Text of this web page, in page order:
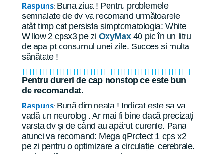
Raspuns: Buna ziua ! Pentru problemele
semnalate de dv va recomand următoarele
atât timp cat persista simptomatologia: White
Willow 2 cpsx3 pe zi OxyMax40 pic în un litru
de apa pt consumul unei zile. Succes si multa
sănătate !
||||||||||||||||||||||||||||||||||||||||||||||||||
Pentru dureri de cap nonstop ce este bun
de recomandat.
Raspuns: Bună dimineața ! Indicat este sa va
vadă un neurolog . Ar mai fi bine dacă precizați
varsta dv și de când au apărut durerile. Pana
atunci va recomand: Mega qProtect 1 cps x2
pe zi pentru o optimizare a circulației cerebrale.